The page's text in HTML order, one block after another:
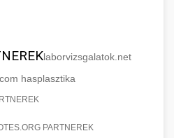
laborvizsgalatok.net
hasplasztika
PARTNEREK